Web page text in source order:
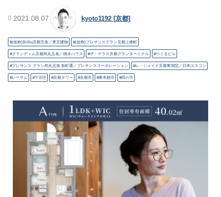
2021.08.07 kyoto1192 [京都]
(仮称)Brillia京都五条／東京建物 (仮称)プレサンスグラン京都上柳町
グランディム京都烏丸五条／積水ハウス ザ・テラス京都グランターミナル つくるビル
プレサンス グラン烏丸五条 新町通／プレサンスコーポレーション レ・ジェイド京都東洞院／日本エスコン
レーサム 下京区 京都タワー 京都市 東本願寺 田の字